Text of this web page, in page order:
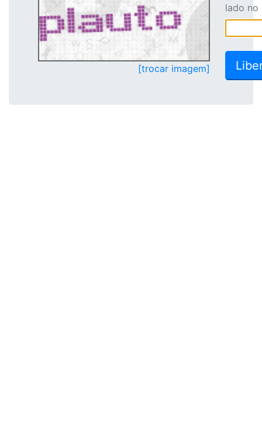
[trocar imagem]
lado no